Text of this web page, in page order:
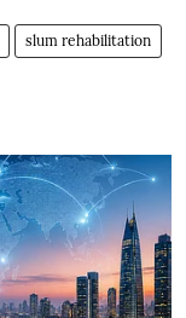
slum rehabilitation